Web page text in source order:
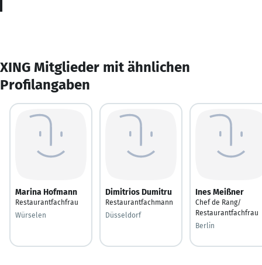
XING Mitglieder mit ähnlichen
Profilangaben
Marina Hofmann
Restaurantfachfrau
Würselen
Dimitrios Dumitru
Restaurantfachmann
Düsseldorf
Ines Meißner
Chef de Rang/
Restaurantfachfrau
Berlin